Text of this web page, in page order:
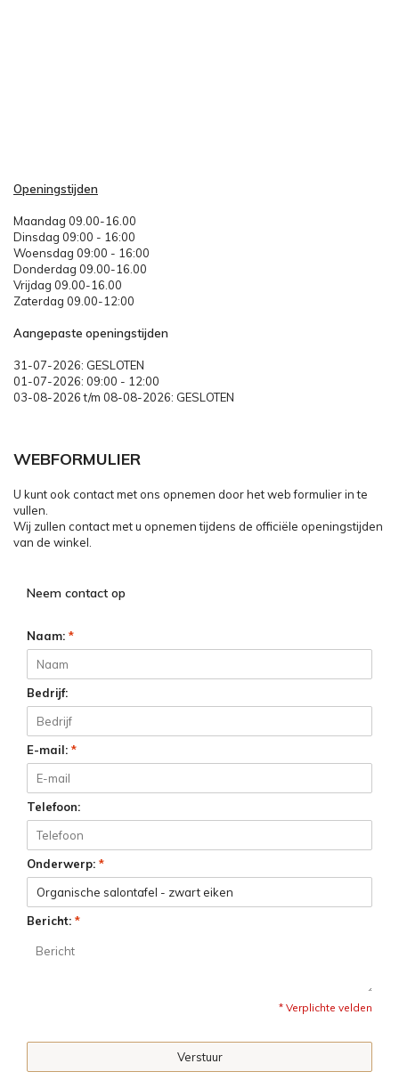
Openingstijden
Maandag 09.00-16.00
Dinsdag 09:00 - 16:00
Woensdag 09:00 - 16:00
Donderdag 09.00-16.00
Vrijdag 09.00-16.00
Zaterdag 09.00-12:00
Aangepaste openingstijden
31-07-2026: GESLOTEN
01-07-2026: 09:00 - 12:00
03-08-2026 t/m 08-08-2026: GESLOTEN
WEBFORMULIER
U kunt ook contact met ons opnemen door het web formulier in te
vullen.
Wij zullen contact met u opnemen tijdens de officiële openingstijden
van de winkel.
Neem contact op
Naam: *
Bedrijf:
E-mail: *
Telefoon:
Onderwerp: *
Bericht: *
* Verplichte velden
Verstuur